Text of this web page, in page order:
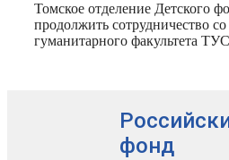
Томское отделение Детского
продолжить сотрудничество со
гуманитарного факультета
фонд